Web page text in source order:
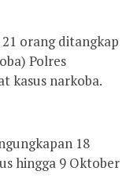
orang ditangkap
Polres
kasus narkoba.
18
hingga 9 Oktober